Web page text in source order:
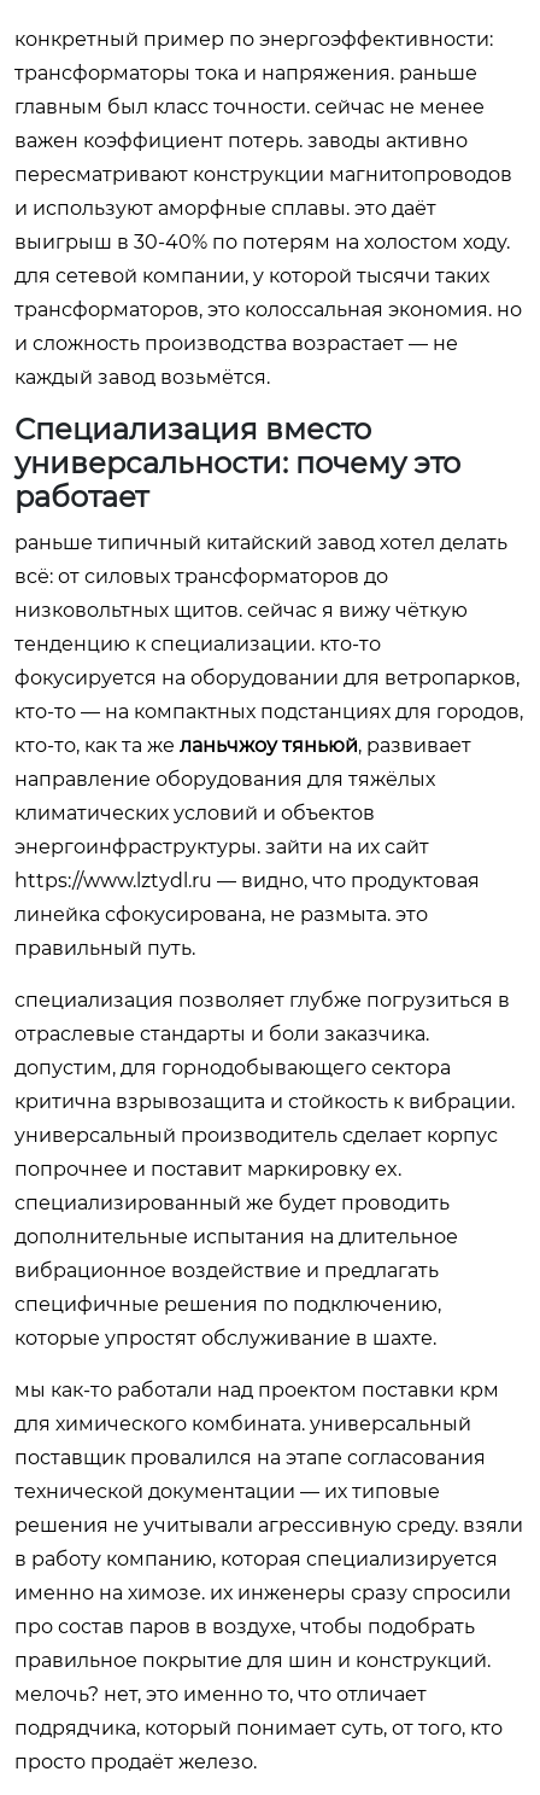
конкретный пример по энергоэффективности:
трансформаторы тока и напряжения. раньше
главным был класс точности. сейчас не менее
важен коэффициент потерь. заводы активно
пересматривают конструкции магнитопроводов
и используют аморфные сплавы. это даёт
выигрыш в 30-40% по потерям на холостом ходу.
для сетевой компании, у которой тысячи таких
трансформаторов, это колоссальная экономия. но
и сложность производства возрастает — не
каждый завод возьмётся.
Специализация вместо
универсальности: почему это
работает
раньше типичный китайский завод хотел делать
всё: от силовых трансформаторов до
низковольтных щитов. сейчас я вижу чёткую
тенденцию к специализации. кто-то
фокусируется на оборудовании для ветропарков,
кто-то — на компактных подстанциях для городов,
кто-то, как та же ланьчжоу тяньюй, развивает
направление оборудования для тяжёлых
климатических условий и объектов
энергоинфраструктуры. зайти на их сайт
https://www.lztydl.ru — видно, что продуктовая
линейка сфокусирована, не размыта. это
правильный путь.
специализация позволяет глубже погрузиться в
отраслевые стандарты и боли заказчика.
допустим, для горнодобывающего сектора
критична взрывозащита и стойкость к вибрации.
универсальный производитель сделает корпус
попрочнее и поставит маркировку ex.
специализированный же будет проводить
дополнительные испытания на длительное
вибрационное воздействие и предлагать
специфичные решения по подключению,
которые упростят обслуживание в шахте.
мы как-то работали над проектом поставки крм
для химического комбината. универсальный
поставщик провалился на этапе согласования
технической документации — их типовые
решения не учитывали агрессивную среду. взяли
в работу компанию, которая специализируется
именно на химозе. их инженеры сразу спросили
про состав паров в воздухе, чтобы подобрать
правильное покрытие для шин и конструкций.
мелочь? нет, это именно то, что отличает
подрядчика, который понимает суть, от того, кто
просто продаёт железо.